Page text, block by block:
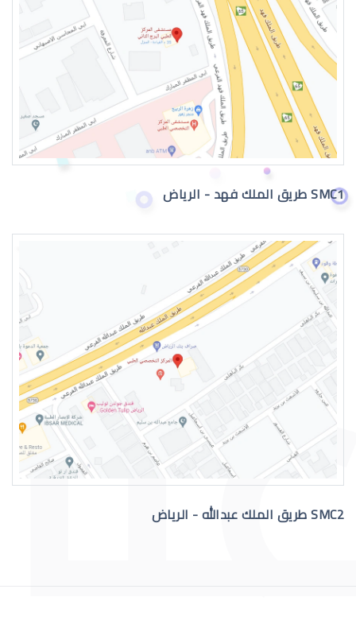
عيون الطفل الرضيع تدمع
حول عيون الاطفال الرضع
التهاب عيون الاطفال الرضع
SMC1 طريق الملك فهد - الرياض
SMC2 طريق الملك عبدالله - الرياض